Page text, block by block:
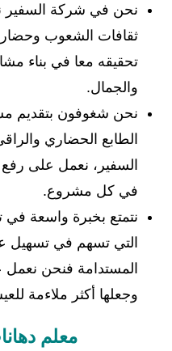
نحن في شركة السفير
ثقافات الشعوب
تحقيقه معا في بناء
والجمال.
نحن شغوفون بتقديم
الطابع الحضاري
السفير، نعمل على رفع
في كل مشروع.
نتمتع بخبرة واسعة في
التي تسهم في تسهيل
المستدامة فنحن نعمل
وجعلها أكثر ملاءمة
معلم